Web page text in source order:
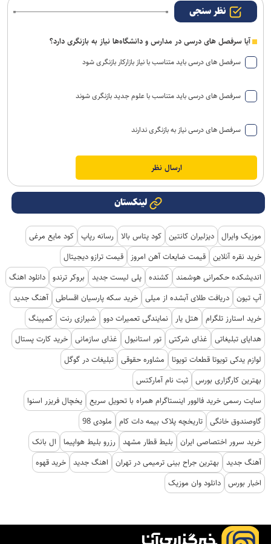
نظر سنجی
آیا سرفصل های درسی در مدارس و دانشگاه‌ها نیاز به بازنگری دارد؟
سرفصل های درسی باید متناسب با نیاز بازارکار بازنگری شود
سرفصل های درسی باید متناسب با علوم جدید بازنگری شوند
سرفصل های درسی نیاز به بازنگری ندارند
لینکستان
موزیک وایرال دیزلیران کانتین کود پتاس بالا رسانه رپاپ کود مایع مرغی
خرید نقره آنلاین قیمت ضایعات آهن امروز
قیمت ترازو دیجیتال
اندیشکده حکمرانی هوشمند کشنده پلی لیست جدید بروکر ترندو دانلود اهنگ
آپ تیون دریافت طلای آبشده از میلی خرید سکه پارسیان اقساطی آهنگ جدید
خرید استارز تلگرام هتل یار نمایندگی تعمیرات دوو شیرازی رنت کمپینگ
هدایای تبلیغاتی
غذای شرکتی تور استانبول غذای سازمانی خرید کارت پستال
لوازم یدکی تویوتا قطعات تویوتا
مشاوره حقوقی تبلیغات در گوگل
بهترین کارگزاری بورس ثبت نام آمارکتس
سایت رسمی خرید فالوور اینستاگرام همراه با تحویل سریع یخچال فریزر اسنوا
گاوصندوق خانگی تاریخچه پلاک بیمه دات کام
ملودی 98
خرید سرور اختصاصی ایران
بلیط قطار مشهد رزرو بلیط هواپیما
ال بانک
آهنگ جدید
بهترین جراح بینی ترمیمی در تهران اهنگ جدید خرید قهوه
اخبار بورس دانلود وان موزیک